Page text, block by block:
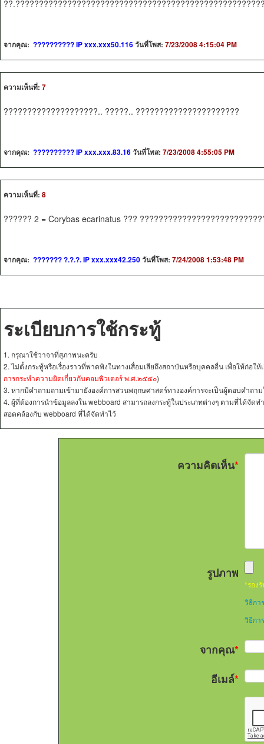
จากคุณ: ?????????? IP xxx.xxx50.116วันที่โพส: 7/23/2008 4:15:04 PM
ความเห็นที่: 7
????????????????????.. ?????.. ??????????????????????
จากคุณ: ?????????? IP xxx.xxx.83.16วันที่โพส: 7/23/2008 4:55:05 PM
ความเห็นที่: 8
?????? 2 = Corybas ecarinatus ???
จากคุณ: ??????? ?.?.?. IP xxx.xxx42.250วันที่โพส: 7/24/2008 1:53:48 PM
ระเบียบการใช้กระทู้
1. กรุณาใช้วาจาที่สุภาพนะครับ
2. ไม่ตั้งกระทู้หรือเรื่องราวที่พาดพิงในทางเสื่อมเสียถึงสถาบันหรือบุคคลอื่น เพื่อให้ก่อให้
การกระทำความผิดเกี่ยวกับคอมพิวเตอร์ พ.ศ.๒๕๕๐)
3. หากมีคำถามถามเข้ามายังองค์การสวนพฤกษศาสตร์ทางองค์การจะเป็นผู้ตอบคำถ
4. ผู้ที่ต้องการนำข้อมูลลงใน webboard สามารถลงกระทู้ในประเภทต่างๆ ตามที่ได้จัด
สอดคล้องกับ webboard ที่ได้จัดทำไว้
ความคิดเห็น*
รูปภาพ
*รอง
วิธีกา
วิธีกา
จากคุณ*
อีเมล์*